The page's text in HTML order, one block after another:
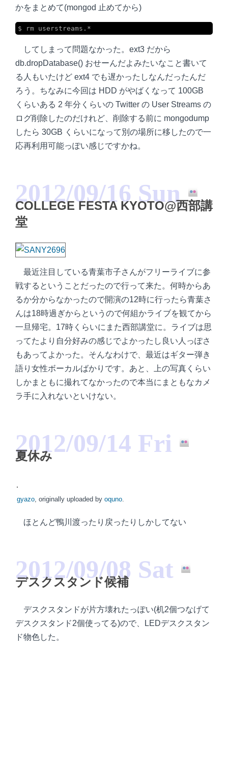
かをまとめて(mongod 止めてから)
$ rm userstreams.*
してしまって問題なかった。ext3 だから
db.dropDatabase() おせーんだよみたいなこと書いて
る人もいたけど ext4 でも遅かったしなんだったんだ
ろう。ちなみに今回は HDD がやばくなって 100GB
くらいある 2 年分くらいの Twitter の User Streams の
ログ削除したのだけれど、削除する前に mongodump
したら 30GB くらいになって別の場所に移したので一
応再利用可能っぽい感じですかね。
2012/09/16 Sun
COLLEGE FESTA KYOTO@西部講
堂
最近注目している青葉市子さんがフリーライブに参
戦するということだったので行って来た。何時からあ
るか分からなかったので開演の12時に行ったら青葉さ
んは18時過ぎからというので何組かライブを観てから
一旦帰宅。17時くらいにまた西部講堂に。ライブは思
ってたより自分好みの感じでよかったし良い人っぽさ
もあってよかった。そんなわけで、最近はギター弾き
語り女性ボーカルばかりです。あと、上の写真くらい
しかまともに撮れてなかったので本当にまともなカメ
ラ手に入れないといけない。
2012/09/14 Fri
夏休み
gyazo, originally uploaded by oquno.
ほとんど鴨川渡ったり戻ったりしかしてない
2012/09/08 Sat
デスクスタンド候補
デスクスタンドが片方壊れたっぽい(机2個つなげて
デスクスタンド2個使ってる)ので、LEDデスクスタン
ド物色した。